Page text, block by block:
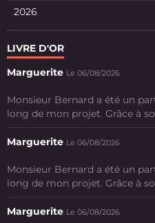
2026
LIVRE D'OR
Marguerite Le 06/08/2026
Monsieur Bernard a été un
long de mon projet. Grâce à
Marguerite Le 06/08/2026
Monsieur Bernard a été un
long de mon projet. Grâce à
Marguerite Le 06/08/2026